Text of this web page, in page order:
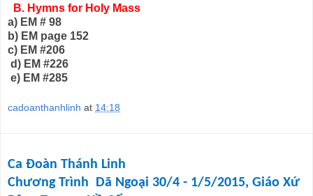
B. Hymns for Holy Mass
a) EM # 98
b) EM page 152
c) EM #206
d) EM #226
e) EM #285
cadoanthanhlinh at 14:18
Ca Đoàn Thánh Linh
Chương Trình Dã Ngoại 30/4 - 1/5/2015, Giáo Xứ